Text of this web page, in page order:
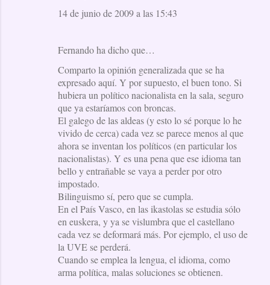
14 de junio de 2009 a las 15:43
Fernando ha dicho que…
Comparto la opinión generalizada que se ha
expresado aquí. Y por supuesto, el buen tono. Si
hubiera un político nacionalista en la sala, seguro
que ya estaríamos con broncas.
El galego de las aldeas (y esto lo sé porque lo he
vivido de cerca) cada vez se parece menos al que
ahora se inventan los políticos (en particular los
nacionalistas). Y es una pena que ese idioma tan
bello y entrañable se vaya a perder por otro
impostado.
Bilinguismo sí, pero que se cumpla.
En el País Vasco, en las ikastolas se estudia sólo
en euskera, y ya se vislumbra que el castellano
cada vez se deformará más. Por ejemplo, el uso de
la UVE se perderá.
Cuando se emplea la lengua, el idioma, como
arma política, malas soluciones se obtienen.